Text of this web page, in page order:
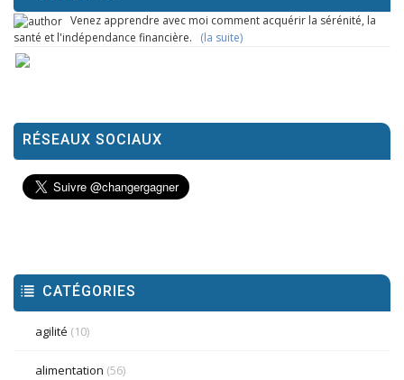
Venez apprendre avec moi comment acquérir la sérénité, la
santé et l'indépendance financière. (la suite)
RÉSEAUX SOCIAUX
CATÉGORIES
agilité (10)
alimentation (56)